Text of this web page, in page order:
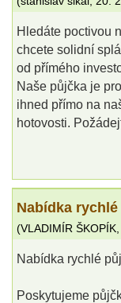
Hledáte poctivou
chcete solidní
od přímého
Naše půjčka je
ihned přímo na
hotovosti.
Nabídka
(VLADIMÍR ŠKOPÍK
Nabídka rychlé
Poskytujeme